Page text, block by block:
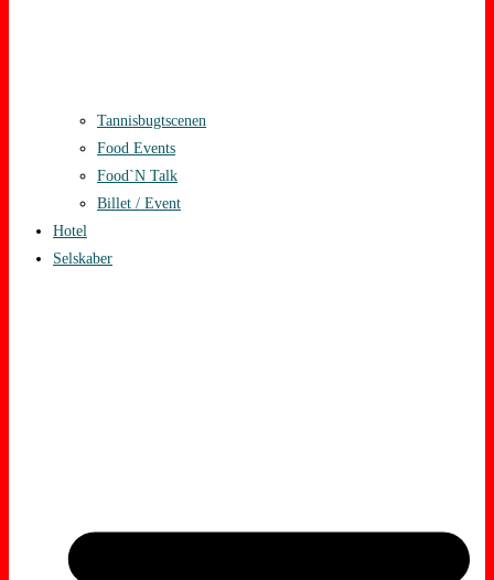
Tannisbugtscenen
Food Events
Food`N Talk
Billet / Event
Hotel
Selskaber